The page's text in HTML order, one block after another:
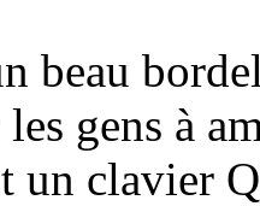
beau
gens à
un clavier